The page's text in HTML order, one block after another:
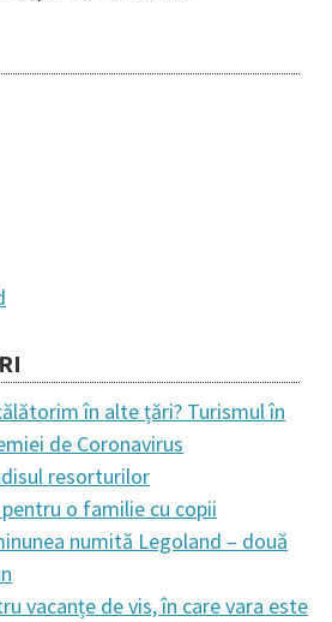
în alte țări? Turismul în
de Coronavirus
resorturilor
o familie cu copii
numită Legoland – două
vacanțe de vis, în care vara este